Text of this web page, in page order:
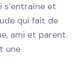
s’entraîne et
qui fait de
ami et parent.
une